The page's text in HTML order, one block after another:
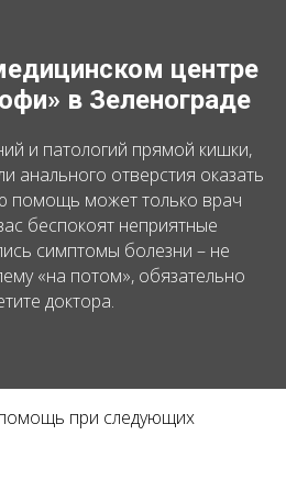
центре
в Зеленограде
и патологий прямой кишки,
анального отверстия оказать
помощь может только врач
беспокоят неприятные
симптомы болезни – не
«на потом», обязательно
доктора.
при следующих